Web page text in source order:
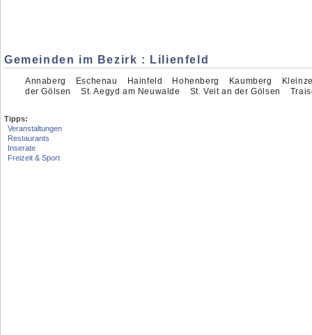
Gemeinden im Bezirk : Lilienfeld
Annaberg Eschenau Hainfeld Hohenberg Kaumberg
der Gölsen
St. Aegyd am Neuwalde St. Veit an der Gölsen
Tipps:
Veranstaltungen
Restaurants
Inserate
Freizeit & Sport